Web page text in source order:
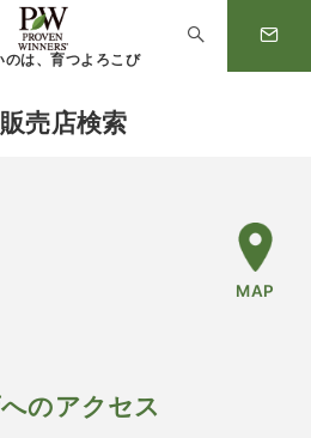
のは、育つよろこび
売店検索
MAP
のアクセス